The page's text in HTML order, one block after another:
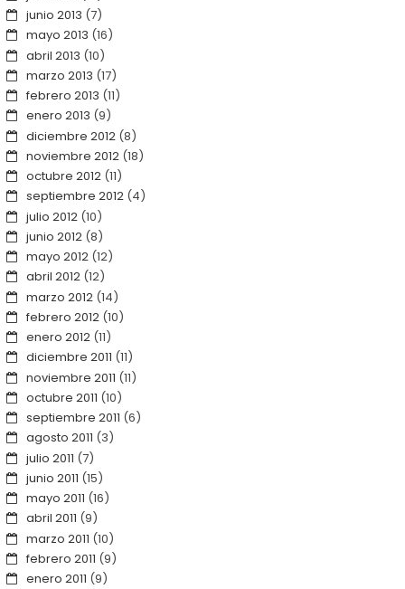
junio 2013 (7)
mayo 2013 (16)
abril 2013 (10)
marzo 2013 (17)
febrero 2013 (11)
enero 2013 (9)
diciembre 2012(8)
noviembre 2012(18)
octubre 2012(11)
septiembre 2012(4)
julio 2012(10)
junio 2012(8)
mayo 2012(12)
abril 2012(12)
marzo 2012(14)
febrero 2012(10)
enero 2012(11)
diciembre 2011 (11)
noviembre 2011 (11)
octubre 2011 (10)
septiembre 2011 (6)
agosto 2011 (3)
julio 2011 (7)
junio 2011 (15)
mayo 2011 (16)
abril 2011 (9)
marzo 2011 (10)
febrero 2011 (9)
enero 2011 (9)